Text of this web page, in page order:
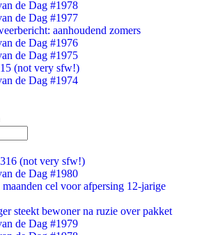
de Dag #1978
de Dag #1977
aanhoudend zomers
de Dag #1976
de Dag #1975
(not very sfw!)
de Dag #1974
(not very sfw!)
de Dag #1980
cel voor afpersing 12-jarige
steekt bewoner na ruzie over pakket
de Dag #1979